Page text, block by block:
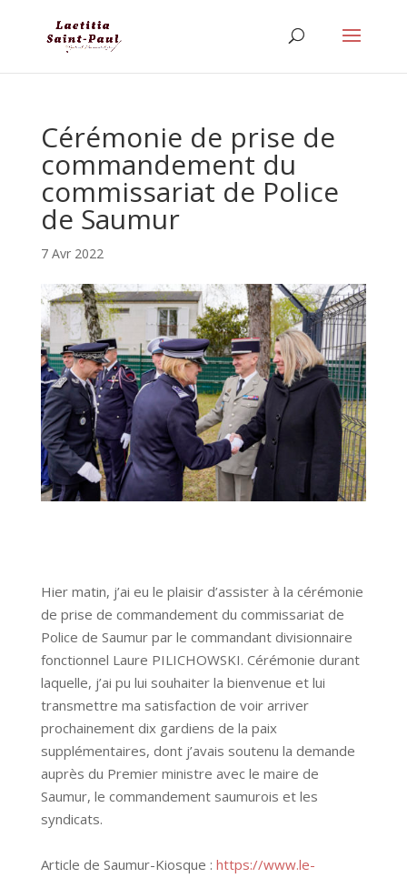
Cérémonie de prise de
commandement du
commissariat de Police
de Saumur
7 Avr 2022
Hier matin, j’ai eu le plaisir d’assister à la cérémonie
de prise de commandement du commissariat de
Police de Saumur par le commandant divisionnaire
fonctionnel Laure PILICHOWSKI. Cérémonie durant
laquelle, j’ai pu lui souhaiter la bienvenue et lui
transmettre ma satisfaction de voir arriver
prochainement dix gardiens de la paix
supplémentaires, dont j’avais soutenu la demande
auprès du Premier ministre avec le maire de
Saumur, le commandement saumurois et les
syndicats.
Article de Saumur-Kiosque : https://www.le-